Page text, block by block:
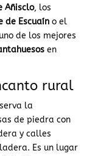
Añisclo, los
de Escuaíno el
de los mejores
en
rural
la
de piedra con
y calles
Es un lugar